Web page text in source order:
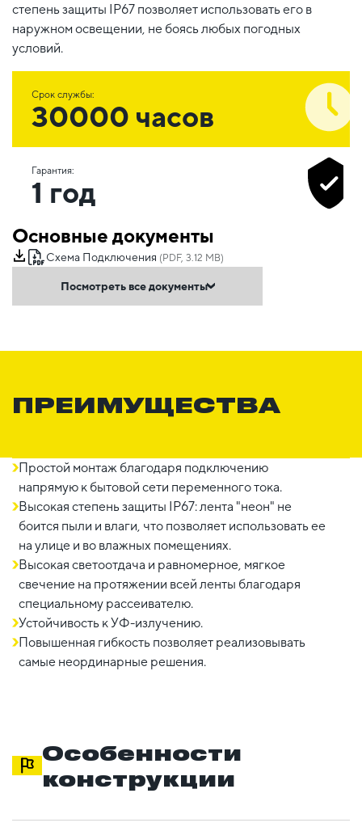
степень защиты IP67 позволяет использовать его в
наружном освещении, не боясь любых погодных
условий.
Срок службы:
30000 часов
Гарантия:
1 год
Основные документы
Схема Подключения (PDF, 3.12 MB)
Посмотреть все документы
ПРЕИМУЩЕСТВА
Простой монтаж благодаря подключению
напрямую к бытовой сети переменного тока.
Высокая степень защиты IP67: лента "неон" не
боится пыли и влаги, что позволяет использовать ее
на улице и во влажных помещениях.
Высокая светоотдача и равномерное, мягкое
свечение на протяжении всей ленты благодаря
специальному рассеивателю.
Устойчивость к УФ-излучению.
Повышенная гибкость позволяет реализовывать
самые неординарные решения.
Особенности
конструкции